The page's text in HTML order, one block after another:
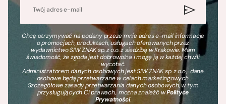
Chcę otrzymywać na podany przeze mnie adres e-mail informacje
o promocjach, produktach, usługach oferowanych przez
wydawnictwo SIW ZNAK sp. z o.o. z siedzibą w Krakowie. Mam
świadomość, że zgoda jest dobrowolna i mogę ją w każdej chwili
wycofać.
Administratorem danych osobowych jest SIW ZNAK sp. z o.o., dane
osobowe będą przetwarzane w celach marketingowych.
Szczegółowe zasady przetwarzania danych osobowych, w tym
przysługujących Ci prawach, można znaleźć wPolityce
Prywatności.